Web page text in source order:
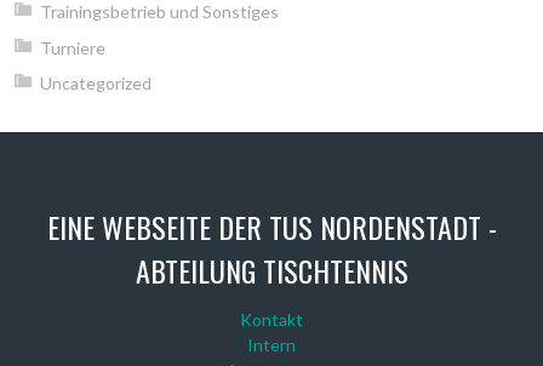
Trainingsbetrieb und Sonstiges
Turniere
Uncategorized
EINE WEBSEITE DER TUS NORDENSTADT -
ABTEILUNG TISCHTENNIS
Kontakt
Intern